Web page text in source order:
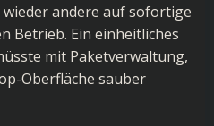
andere auf sofortige
Betrieb. Ein einheitliches
mit Paketverwaltung,
Oberfläche sauber